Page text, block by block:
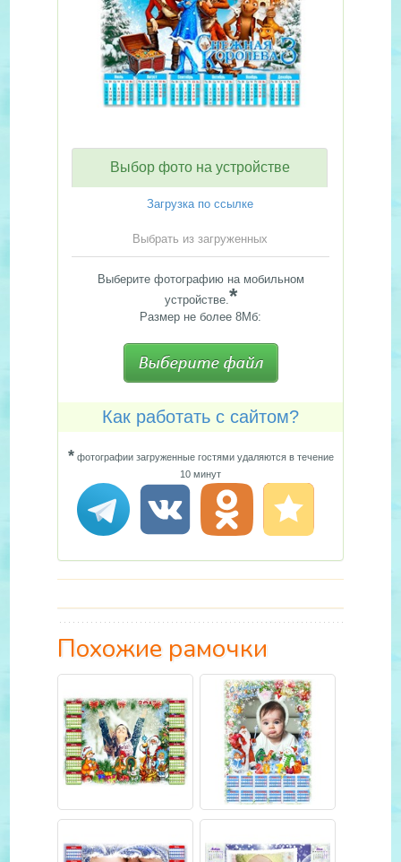
Выбор фото на устройстве
Загрузка по ссылке
Выбрать из загруженных
Выберите фотографию на мобильном
устройстве.*
Размер не более 8Мб:
Как работать с сайтом?
*фотографии загруженные гостями удаляются в течение
10 минут
Похожие рамочки